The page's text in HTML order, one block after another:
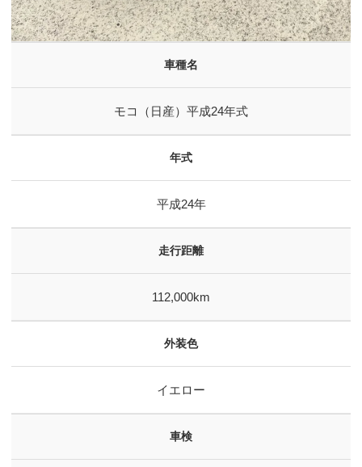
車種名
モコ（日産）平成24年式
年式
平成24年
走行距離
112,000km
外装色
イエロー
車検